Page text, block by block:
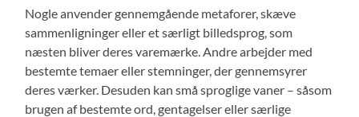
Nogle anvender gennemgående metaforer, skæve
sammenligninger eller et særligt billedsprog, som
næsten bliver deres varemærke. Andre arbejder med
bestemte temaer eller stemninger, der gennemsyrer
deres værker. Desuden kan små sproglige vaner – såsom
brugen af bestemte ord, gentagelser eller særlige